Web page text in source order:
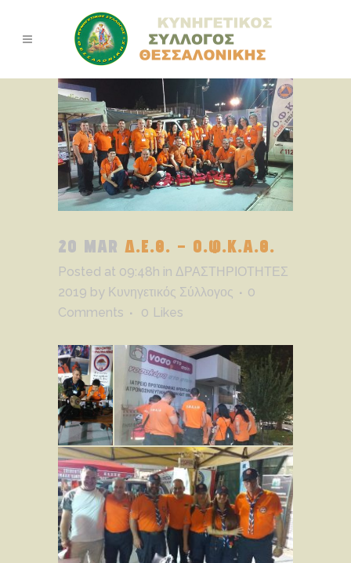
20 MAR Δ.Ε.Θ. – Ο.Φ.Κ.Α.Θ.
Posted at 09:48h in ΔΡΑΣΤΗΡΙΟΤΗΤΕΣ
2019 by Κυνηγετικός Σύλλογος
0
Comments
0 Likes